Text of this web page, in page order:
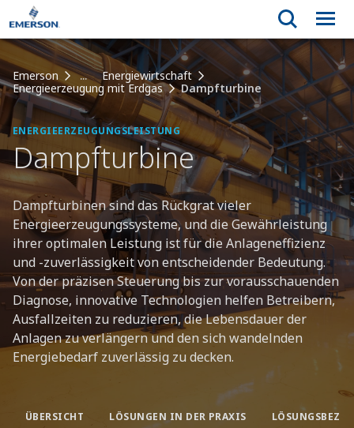
Emerson ...
Energiewirtschaft
Energieerzeugung mit Erdgas
Dampfturbine
ENERGIEERZEUGUNGSLEISTUNG
Dampfturbine
Dampfturbinen sind das Rückgrat vieler
Energieerzeugungssysteme, und die Gewährleistung
ihrer optimalen Leistung ist für die Anlageneffizienz
und -zuverlässigkeit von entscheidender Bedeutung.
Von der präzisen Steuerung bis zur vorausschauenden
Diagnose, innovative Technologien helfen Betreibern,
Ausfallzeiten zu reduzieren, die Lebensdauer der
Anlagen zu verlängern und den sich wandelnden
Energiebedarf zuverlässig zu decken.
ÜBERSICHT LÖSUNGEN IN DER PRAXIS